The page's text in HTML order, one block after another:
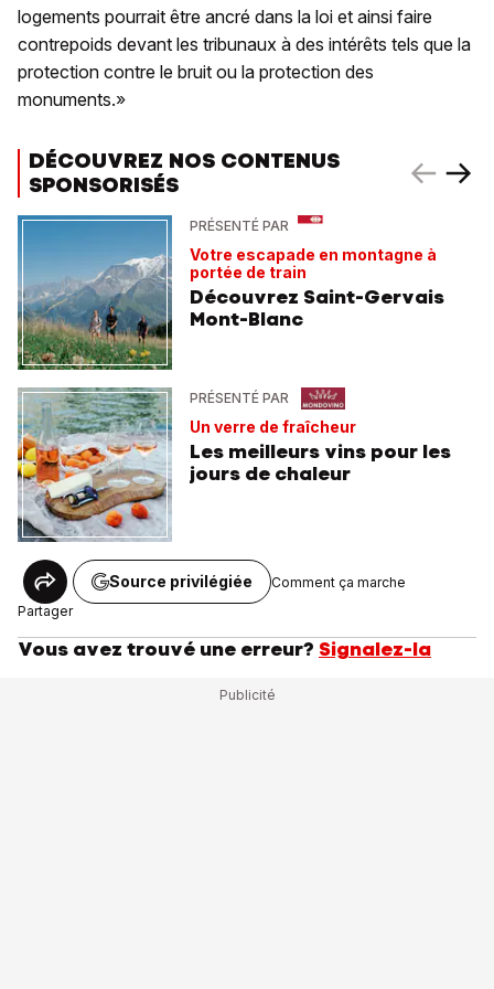
logements pourrait être ancré dans la loi et ainsi faire
contrepoids devant les tribunaux à des intérêts tels que la
protection contre le bruit ou la protection des
monuments.»
DÉCOUVREZ NOS CONTENUS
SPONSORISÉS
PRÉSENTÉ PAR
Votre escapade en montagne à
portée de train
Découvrez Saint-Gervais
Mont-Blanc
PRÉSENTÉ PAR
Un verre de fraîcheur
Les meilleurs vins pour les
jours de chaleur
Partager
Source privilégiée Comment ça marche
Vous avez trouvé une erreur? Signalez-la